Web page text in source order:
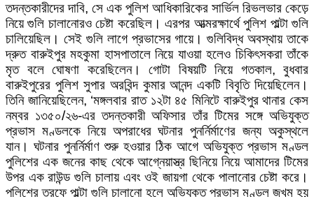
তদন্তকারীদের দাবি, সে এক পুলিশ আধিকারিকের সার্ভিল রিভলভার কেড়ে
নিয়ে গুলি চালানোরও চেষ্টা করেছিল। এরপর আত্মরক্ষার্থে পুলিশ পাল্টা গুলি
চালিয়েছিল। সেই গুলি লাগে প্রভাসের গায়ে। গুলিবিদ্ধ অবস্থায় তাকে
দ্রুত বারুইপুর মহকুমা হাসপাতালে নিয়ে যাওয়া হলেও চিকিৎসকরা তাঁকে
মৃত বলে ঘোষণা করেছিলেন। গোটা বিষয়টি নিয়ে গতকাল, বুধবার
বারুইপুরের পুলিশ সুপার অরবিন্দ কুমার আনন্দ একটি বিবৃতি দিয়েছিলেন।
তিনি জানিয়েছিলেন, ‘মঙ্গলবার রাত ১২টা ৪৫ মিনিটে বারুইপুর থানার কেস
নম্বর ১৩৫০/২৬-এর তদন্তকারী অফিসার তাঁর টিমের সঙ্গে অভিযুক্ত
প্রভাস মণ্ডলকে নিয়ে অপরাধের ঘটনার পুনর্নির্মাণের জন্য অকুস্থলে
যান। ঘটনার পুনর্নির্মাণ শুরু হওয়ার ঠিক আগে অভিযুক্ত প্রভাস মণ্ডল
পুলিশের এক জনের কাছ থেকে আগ্নেয়াস্ত্র ছিনিয়ে নিয়ে আমাদের টিমের
উপর এক রাউন্ড গুলি চালায় এবং ওই জায়গা থেকে পালানোর চেষ্টা করে।
পুলিশের তরফে পাল্টা গুলি চালানো হলে অভিযুক্ত প্রভাস মণ্ডল জখম হয়